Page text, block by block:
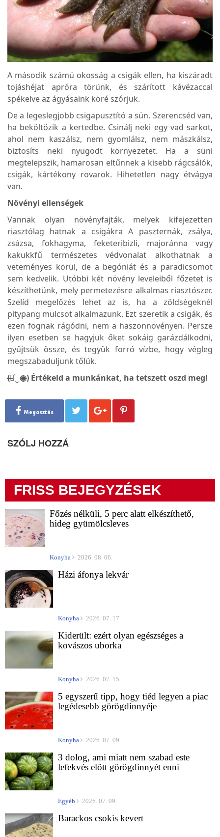
A második számú okosság a csigák ellen, ha kiszáradt
tojáshéjat apróra törünk, és szárított kávézaccal
spékelve az ágyásaink köré szórjuk.
De a legeslegjobb csigapusztító a sün. Szerencséd van,
ha beköltözik a kertedbe. Csinálj neki egy vad sarkot,
ahol nem kaszálsz, nem gyomlálsz, nem mászkálsz,
biztosíts neki nyugodt környezetet. Ha a süni
megtelepszik, hamarosan eltűnnek a kisebb rágcsálók,
csigák, kártékony rovarok. Hihetetlen nagy étvágya
van.
Növényi ellenségek
Vannak olyan növényfajták, melyek kifejezetten
riasztólag hatnak a csigákra A paszternák, zsálya,
zsázsa, fokhagyma, feketeribizli, majoránna vagy
kakukkfű természetes védvonalat alkothatnak a
veteményes körül, de a begóniát és a paradicsomot
sem kedvelik. Utóbbi két növény leveleiből főzetet is
készíthetünk, mely permetezésre alkalmas riasztószer.
Szelíd megelőzés lehet az is, ha a zöldségeknél
pitypang mulcsot alkalmazunk. Ezt szeretik a csigák, és
ezen fognak rágódni, nem a haszonnövényen. Persze
ilyen esetben se hagyjuk őket sokáig garázdálkodni,
gyűjtsük össze, és tegyük forró vízbe, hogy végleg
megszabaduljunk tőlük.
(̶◉͛‿◉̶) Értékeld a munkánkat, ha tetszett oszd meg!
Megosztás
SZÓLJ HOZZÁ
FRISS BEJEGYZÉSEK
Főzés nélküli, 5 perc alatt elkészíthető,
hideg gyümölcsleves
Konyha 2026. 08. 06.
Házi áfonya lekvár
Konyha 2026. 07. 17.
Kiderült: ezért olyan egészséges a
kovászos uborka
Konyha 2026. 07. 15.
5 egyszerű tipp, hogy tiéd legyen a piac
legédesebb görögdinnyéje
Konyha 2026. 07. 09.
3 dolog, ami miatt nem szabad este
lefekvés előtt görögdinnyét enni
Egyéb 2026. 07. 09.
Barackos csokis kevert